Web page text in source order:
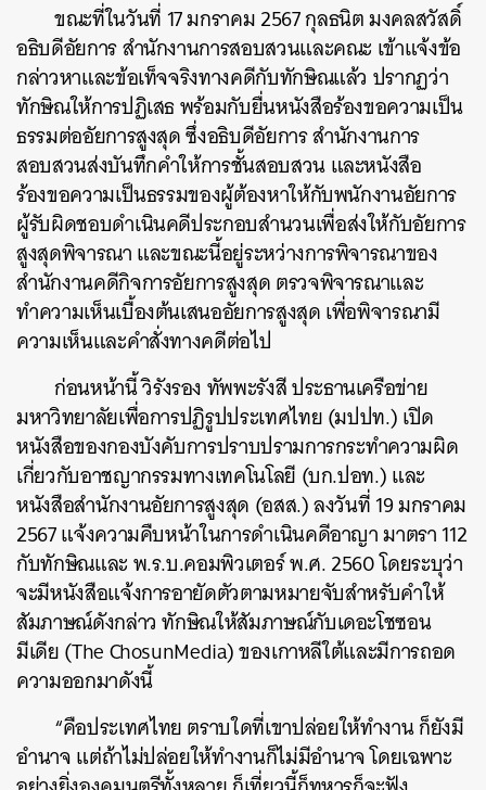
ขณะที่ในวันที่ 17 มกราคม 2567 กุลธนิต มงคลสวัสดิ์
อธิบดีอัยการ สำนักงานการสอบสวนและคณะ เข้าแจ้งข้อ
กล่าวหาและข้อเท็จจริงทางคดีกับทักษิณแล้ว ปรากฏว่า
ทักษิณให้การปฏิเสธ พร้อมกับยื่นหนังสือร้องขอความเป็น
ธรรมต่ออัยการสูงสุด ซึ่งอธิบดีอัยการ สำนักงานการ
สอบสวนส่งบันทึกคำให้การชั้นสอบสวน และหนังสือ
ร้องขอความเป็นธรรมของผู้ต้องหาให้กับพนักงานอัยการ
ผู้รับผิดชอบดำเนินคดีประกอบสำนวนเพื่อส่งให้กับอัยการ
สูงสุดพิจารณา และขณะนี้อยู่ระหว่างการพิจารณาของ
สำนักงานคดีกิจการอัยการสูงสุด ตรวจพิจารณาและ
ทำความเห็นเบื้องต้นเสนออัยการสูงสุด เพื่อพิจารณามี
ความเห็นและคำสั่งทางคดีต่อไป
ก่อนหน้านี้ วิรังรอง ทัพพะรังสี ประธานเครือข่าย
มหาวิทยาลัยเพื่อการปฏิรูปประเทศไทย (มปปท.) เปิด
หนังสือของกองบังคับการปราบปรามการกระทำความผิด
เกี่ยวกับอาชญากรรมทางเทคโนโลยี (บก.ปอท.) และ
หนังสือสำนักงานอัยการสูงสุด (อสส.) ลงวันที่ 19 มกราคม
2567 แจ้งความคืบหน้าในการดำเนินคดีอาญา มาตรา 112
กับทักษิณและ พ.ร.บ.คอมพิวเตอร์ พ.ศ. 2560 โดยระบุว่า
จะมีหนังสือแจ้งการอายัดตัวตามหมายจับสำหรับคำให้
สัมภาษณ์ดังกล่าว ทักษิณให้สัมภาษณ์กับเดอะโชซอน
มีเดีย (The ChosunMedia) ของเกาหลีใต้และมีการถอด
ความออกมาดังนี้
“คือประเทศไทย ตราบใดที่เขาปล่อยให้ทำงาน ก็ยังมี
อำนาจ แต่ถ้าไม่ปล่อยให้ทำงานก็ไม่มีอำนาจ โดยเฉพาะ